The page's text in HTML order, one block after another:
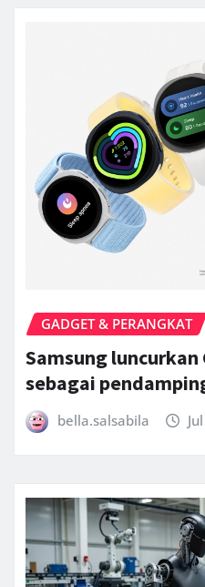
GADGET & PERANGKAT
Samsung luncurkan
sebagai
bella.salsabila